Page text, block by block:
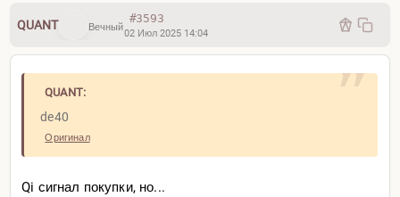
QUANT Вечный
#3593
02 Июл 2025 14:04
QUANT:
de40
Оригинал
Qi сигнал покупки, но...